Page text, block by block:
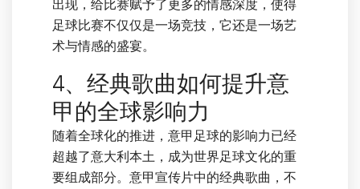
出现，给比赛赋予了更多的情感深度，使得
足球比赛不仅仅是一场竞技，它还是一场艺
术与情感的盛宴。
4、经典歌曲如何提升意
甲的全球影响力
随着全球化的推进，意甲足球的影响力已经
超越了意大利本土，成为世界足球文化的重
要组成部分。意甲宣传片中的经典歌曲，不